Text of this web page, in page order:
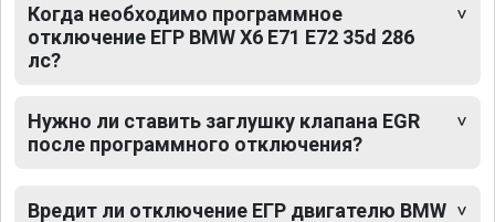
Когда необходимо программное
отключение ЕГР BMW X6 E71 E72 35d 286
лс?
Нужно ли ставить заглушку клапана EGR
после программного отключения?
Вредит ли отключение ЕГР двигателю BMW